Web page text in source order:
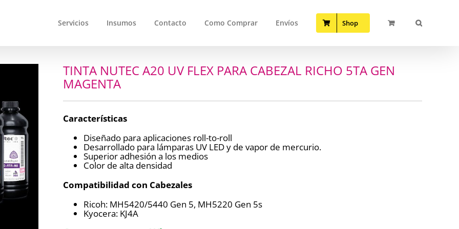
Servicios Insumos Contacto Como Comprar Envíos Shop
TINTA NUTEC A20 UV FLEX PARA CABEZAL RICHO 5TA GEN
MAGENTA
Características
Diseñado para aplicaciones roll-to-roll
Desarrollado para lámparas UV LED y de vapor de mercurio.
Superior adhesión a los medios
Color de alta densidad
Compatibilidad con Cabezales
Ricoh: MH5420/5440 Gen 5, MH5220 Gen 5s
Kyocera: KJ4A